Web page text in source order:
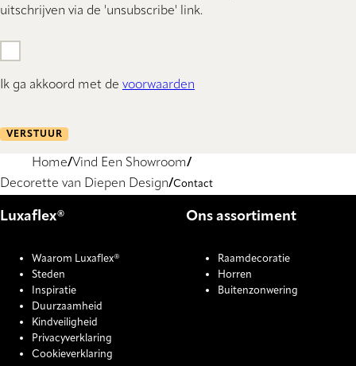
uitschrijven via de 'unsubscribe' link.
Ik ga akkoord met de voorwaarden
VERSTUUR
Home Vind Een Showroom
Decorette van Diepen Design Contact
Luxaflex®
Waarom Luxaflex®
Steden
Inspiratie
Duurzaamheid
Kindveiligheid
Privacyverklaring
Cookieverklaring
Ons assortiment
Raamdecoratie
Horren
Buitenzonwering